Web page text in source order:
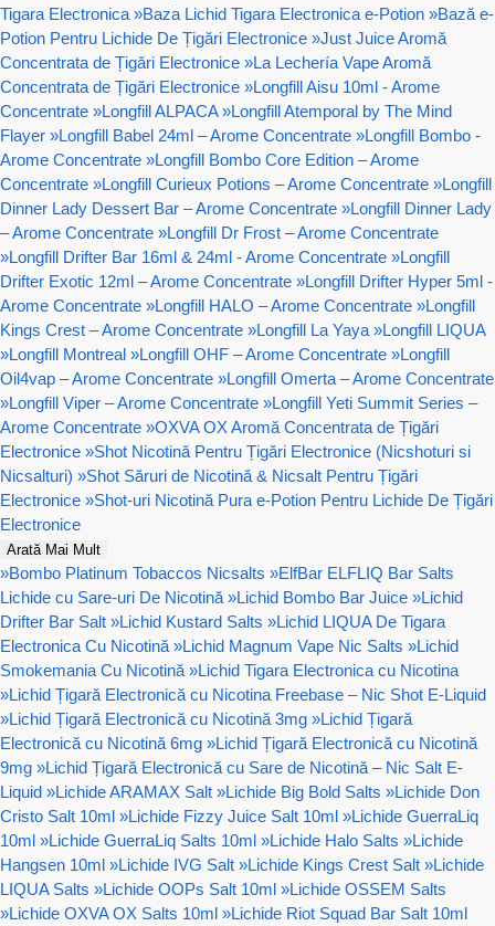
Tigara Electronica »Baza Lichid Tigara Electronica e-Potion »Bază e-
Potion Pentru Lichide De Țigări Electronice »Just Juice Aromă
Concentrata de Țigări Electronice »La Lechería Vape Aromă
Concentrata de Țigări Electronice »Longfill Aisu 10ml - Arome
Concentrate »Longfill ALPACA »Longfill Atemporal by The Mind
Flayer »Longfill Babel 24ml – Arome Concentrate »Longfill Bombo -
Arome Concentrate »Longfill Bombo Core Edition – Arome
Concentrate »Longfill Curieux Potions – Arome Concentrate »Longfill
Dinner Lady Dessert Bar – Arome Concentrate »Longfill Dinner Lady
– Arome Concentrate »Longfill Dr Frost – Arome Concentrate
»Longfill Drifter Bar 16ml & 24ml - Arome Concentrate »Longfill
Drifter Exotic 12ml – Arome Concentrate »Longfill Drifter Hyper 5ml -
Arome Concentrate »Longfill HALO – Arome Concentrate »Longfill
Kings Crest – Arome Concentrate »Longfill La Yaya »Longfill LIQUA
»Longfill Montreal »Longfill OHF – Arome Concentrate »Longfill
Oil4vap – Arome Concentrate »Longfill Omerta – Arome Concentrate
»Longfill Viper – Arome Concentrate »Longfill Yeti Summit Series –
Arome Concentrate »OXVA OX Aromă Concentrata de Țigări
Electronice »Shot Nicotină Pentru Țigări Electronice (Nicshoturi si
Nicsalturi) »Shot Săruri de Nicotină & Nicsalt Pentru Țigări
Electronice »Shot-uri Nicotină Pura e-Potion Pentru Lichide De Țigări
Electronice
Arată Mai Mult
»Bombo Platinum Tobaccos Nicsalts »ElfBar ELFLIQ Bar Salts
Lichide cu Sare-uri De Nicotină »Lichid Bombo Bar Juice »Lichid
Drifter Bar Salt »Lichid Kustard Salts »Lichid LIQUA De Tigara
Electronica Cu Nicotină »Lichid Magnum Vape Nic Salts »Lichid
Smokemania Cu Nicotină »Lichid Tigara Electronica cu Nicotina
»Lichid Țigară Electronică cu Nicotina Freebase – Nic Shot E-Liquid
»Lichid Țigară Electronică cu Nicotină 3mg »Lichid Țigară
Electronică cu Nicotină 6mg »Lichid Țigară Electronică cu Nicotină
9mg »Lichid Țigară Electronică cu Sare de Nicotină – Nic Salt E-
Liquid »Lichide ARAMAX Salt »Lichide Big Bold Salts »Lichide Don
Cristo Salt 10ml »Lichide Fizzy Juice Salt 10ml »Lichide GuerraLiq
10ml »Lichide GuerraLiq Salts 10ml »Lichide Halo Salts »Lichide
Hangsen 10ml »Lichide IVG Salt »Lichide Kings Crest Salt »Lichide
LIQUA Salts »Lichide OOPs Salt 10ml »Lichide OSSEM Salts
»Lichide OXVA OX Salts 10ml »Lichide Riot Squad Bar Salt 10ml